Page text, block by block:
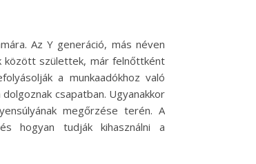
Az Y generáció, más néven
között születtek, már felnőttként
a munkaadókhoz való
csapatban. Ugyanakkor
megőrzése terén. A
hogyan tudják kihasználni a